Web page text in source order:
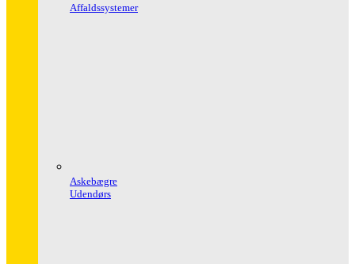
Affaldssystemer
Askebægre
Udendørs